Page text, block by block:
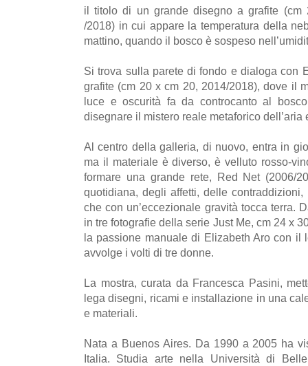
il titolo di un grande disegno a grafite
/2018) in cui appare la temperatura della
mattino, quando il bosco è sospeso
Si trova sulla parete di fondo e dialoga con
grafite (cm 20 x cm 20, 2014/2018), dove il
luce e oscurità fa da controcanto al
disegnare il mistero reale metaforico dell’aria
Al centro della galleria, di nuovo, entra in
ma il materiale è diverso, è velluto rosso-
formare una grande rete, Red Net (2006/
quotidiana, degli affetti, delle
che con un’eccezionale gravità tocca terra.
in tre fotografie della serie Just Me, cm 24 x
la passione manuale di Elizabeth Aro con il
avvolge i volti di tre donne.
La mostra, curata da Francesca Pasini,
lega disegni, ricami e installazione in una
e materiali.
Nata a Buenos Aires. Da 1990 a 2005 ha
Italia. Studia arte nella Università di